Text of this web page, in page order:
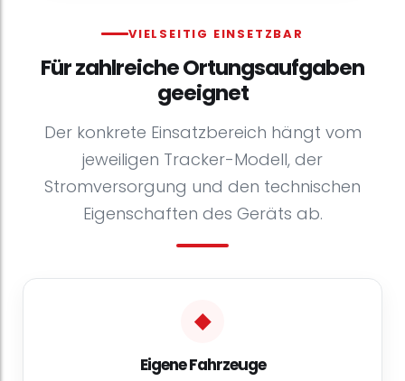
VIELSEITIG EINSETZBAR
Für zahlreiche Ortungsaufgaben
geeignet
Der konkrete Einsatzbereich hängt vom
jeweiligen Tracker-Modell, der
Stromversorgung und den technischen
Eigenschaften des Geräts ab.
◆
Eigene Fahrzeuge